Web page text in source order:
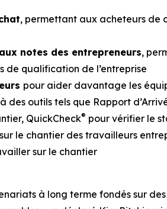
, permettant aux acheteurs de
notes des entrepreneurs,
de qualification de l’entreprise
pour aider davantage les
outils tels que Rapport
QuickCheck® pour vérifier le
le chantier des travailleurs
sur le chantier
à long terme fondés sur